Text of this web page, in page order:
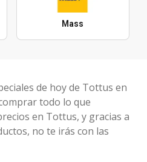
Mass
de hoy de Tottus en
todo lo que
en Tottus, y gracias a
no te irás con las